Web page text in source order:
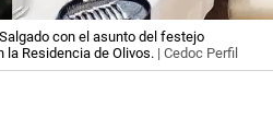
con el asunto del festejo
la Residencia de Olivos. | Cedoc Perfil